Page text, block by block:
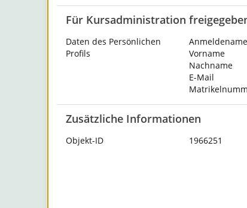
Für Kursadministration
Daten des Persönlichen
Profils
Anmeldename
Vorname
Nachname
E-Mail
Zusätzliche Informationen
Objekt-ID 1966251